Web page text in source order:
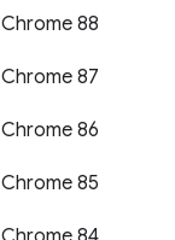
Chrome 88
Chrome 87
Chrome 86
Chrome 85